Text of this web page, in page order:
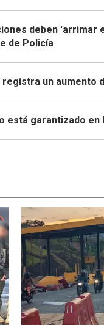
deben 'arrimar
de Policía
registra un
está garantizado